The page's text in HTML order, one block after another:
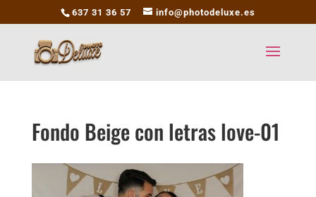
637 31 36 57 info@photodeluxe.es
Fondo Beige con letras love-01